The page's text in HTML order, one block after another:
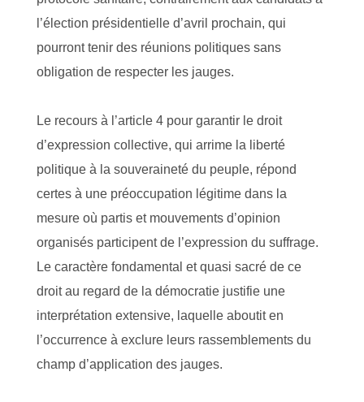
l’élection présidentielle d’avril prochain, qui
pourront tenir des réunions politiques sans
obligation de respecter les jauges.
Le recours à l’article 4 pour garantir le droit
d’expression collective, qui arrime la liberté
politique à la souveraineté du peuple, répond
certes à une préoccupation légitime dans la
mesure où partis et mouvements d’opinion
organisés participent de l’expression du suffrage.
Le caractère fondamental et quasi sacré de ce
droit au regard de la démocratie justifie une
interprétation extensive, laquelle aboutit en
l’occurrence à exclure leurs rassemblements du
champ d’application des jauges.